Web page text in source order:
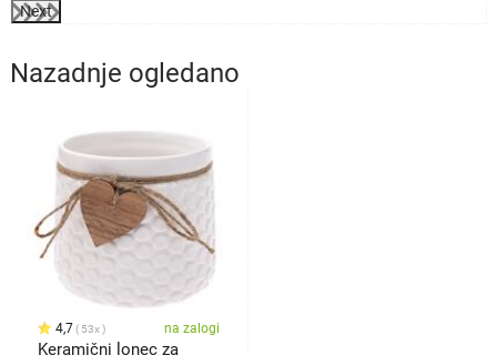
Next
Nazadnje ogledano
4,7 53x na zalogi
Keramični lonec za